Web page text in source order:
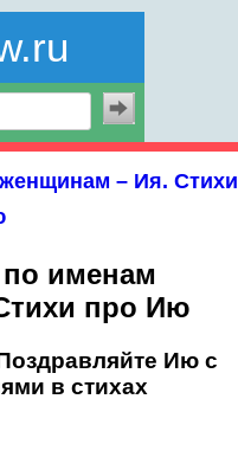
– Ия. Стихи
именам
про Ию
Ию с
в стихах